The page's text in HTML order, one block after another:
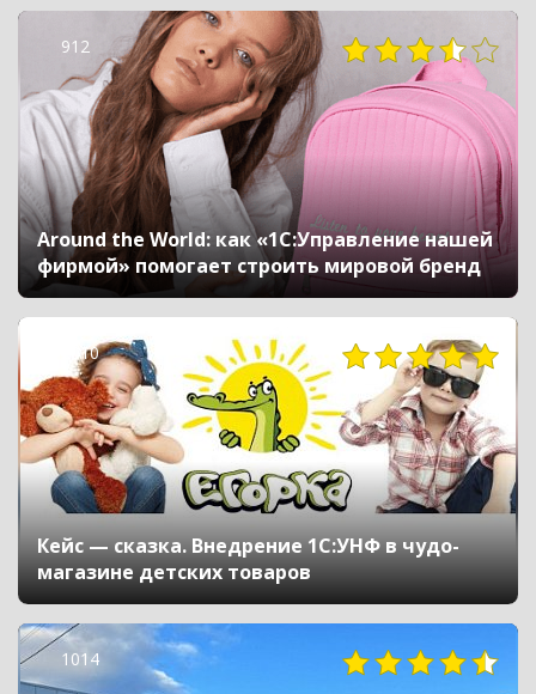
912
Around the World: как «1С:Управление нашей
фирмой» помогает строить мировой бренд
2010
Кейс — сказка. Внедрение 1С:УНФ в чудо-
магазине детских товаров
1014